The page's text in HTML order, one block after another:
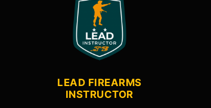
LEAD FIREARMS
INSTRUCTOR